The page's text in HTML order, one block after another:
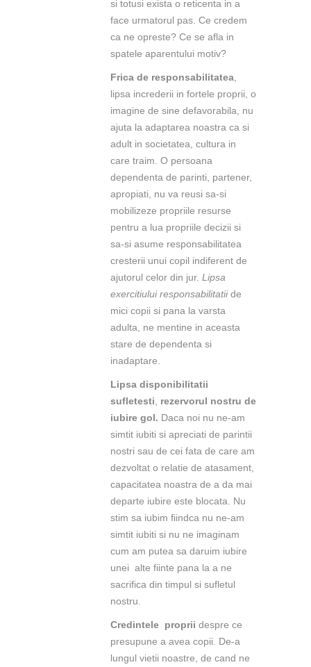
si totusi exista o reticenta in a
face urmatorul pas. Ce credem
ca ne opreste? Ce se afla in
spatele aparentului motiv?
Frica de responsabilitatea
lipsa increderii in fortele proprii, o
imagine de sine defavorabila, nu
ajuta la adaptarea noastra ca si
adult in societatea, cultura in
care traim. O persoana
dependenta de parinti, partener,
apropiati, nu va reusi sa-si
mobilizeze propriile resurse
pentru a lua propriile decizii si
sa-si asume responsabilitatea
cresterii unui copil indiferent de
ajutorul celor din jur. Lipsa
exercitiului responsabilitatiide
mici copii si pana la varsta
adulta, ne mentine in aceasta
stare de dependenta si
inadaptare.
Lipsa disponibilitatii
sufletesti
rezervorul nostru de
iubire gol. Daca noi nu ne-am
simtit iubiti si apreciati de parintii
nostri sau de cei fata de care am
dezvoltat o relatie de atasament,
capacitatea noastra de a da mai
departe iubire este blocata. Nu
stim sa iubim fiindca nu ne-am
simtit iubiti si nu ne imaginam
cum am putea sa daruim iubire
unei alte fiinte pana la a ne
sacrifica din timpul si sufletul
nostru.
Credintele proprii despre ce
presupune a avea copii. De-a
lungul vietii noastre, de cand ne